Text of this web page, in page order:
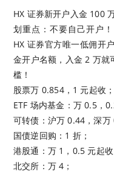
HX 证券新开户入金 100
划重点：不要自己开户
HX 证券官方唯一低佣开
金开户名额，入金 2 万就
槛！
股票万 0.854，1 元起收；
ETF 场内基金：万 0.5，
可转债：沪万 0.44，深万
国债逆回购：1 折；
港股通：万 1，0.5 元起收
北交所：万 4；